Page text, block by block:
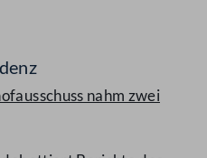
nahm zwei